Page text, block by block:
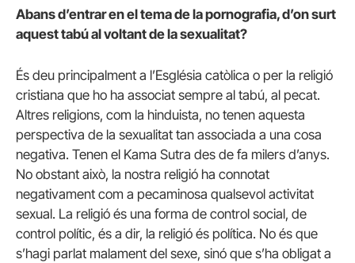
Abans d’entrar en el tema de la pornografia, d’on surt
aquest tabú al voltant de la sexualitat?
És deu principalment a l’Església catòlica o per la religió
cristiana que ho ha associat sempre al tabú, al pecat.
Altres religions, com la hinduista, no tenen aquesta
perspectiva de la sexualitat tan associada a una cosa
negativa. Tenen el Kama Sutra des de fa milers d’anys.
No obstant això, la nostra religió ha connotat
negativament com a pecaminosa qualsevol activitat
sexual. La religió és una forma de control social, de
control polític, és a dir, la religió és política. No és que
s’hagi parlat malament del sexe, sinó que s’ha obligat a